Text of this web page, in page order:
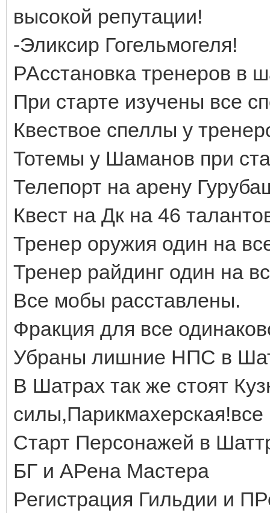
высокой репутации!
-Эликсир Гогельмогеля!
РАсстановка тренеров в
При старте изучены все
Квествое спеллы у
Тотемы у Шаманов при
Телепорт на арену
Квест на Дк на 46
Тренер оружия один на
Тренер райдинг один на
Вcе мобы расставлены.
Фракция для все
Убраны лишние НПС в
В Шатрах так же стоят
Старт Персонажей в
БГ и АРена Мастера
Регистрация Гильдии и